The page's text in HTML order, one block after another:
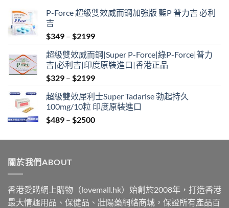
P-Force 超級雙效威而鋼加強版 藍P 普力吉 必利
吉
$349 – $2199Price
$349
through
$2199
超級雙效威而鋼|Super P-Force|綠P-Force|普力
吉|必利吉|印度原裝進口|香港正品
$329 – $2199Price
$329
through
$2199
超級雙效犀利士Super Tadarise 勃起持久
100mg/10粒 印度原裝進口
$489 – $2500Price
$489
關於我們ABOUT
香港愛購網上購物（lovemall.hk）始創於2008年，打造香港
最大情趣用品、保健品、壯陽藥網絡商城，保證所有產品百